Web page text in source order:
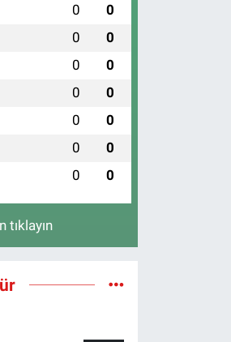
0 0
0 0
0 0
0 0
0 0
0 0
0 0
tıklayın